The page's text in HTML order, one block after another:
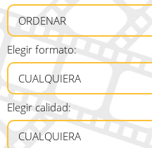
Elegir formato:
Elegir calidad: